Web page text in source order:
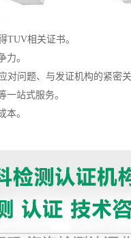
TUV相关证书。
力。
问题、与发证机构的紧密
一站式服务。
本。